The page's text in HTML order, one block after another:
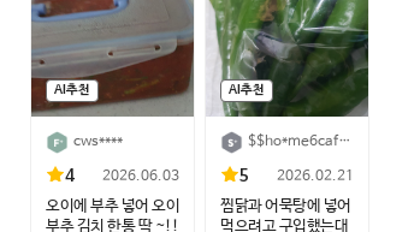
AI추천
cws****
4 2026.06.03
오이에 부추 넣어 오이
부추 김치 한통 딱 ~!!
AI추천
$$ho*me6caf5dd1****
5 2026.02.21
찜닭과 어묵탕에 넣어
먹으려고 구입했는대